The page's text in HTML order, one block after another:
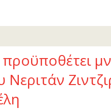
Νεριτάν